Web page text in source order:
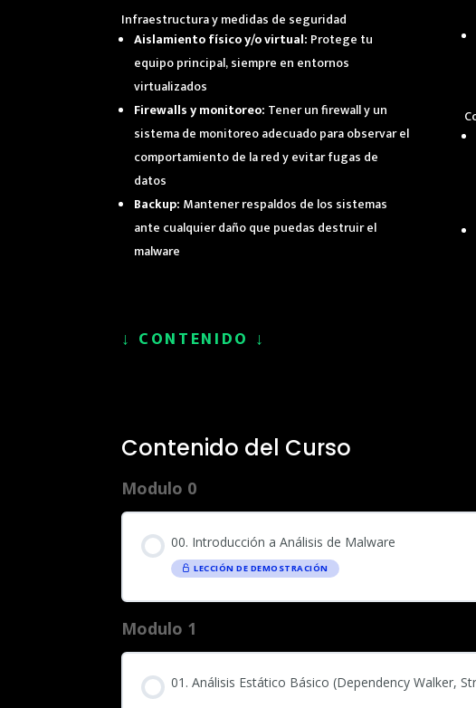
Infraestructura y medidas de seguridad
Aislamiento físico y/o virtual: Protege tu
equipo principal, siempre en entornos
virtualizados
Firewalls y monitoreo: Tener un firewall y un
sistema de monitoreo adecuado para observar el
comportamiento de la red y evitar fugas de
datos
Backup: Mantener respaldos de los sistemas
ante cualquier daño que puedas destruir el
malware
↓ CONTENIDO ↓
Contenido del Curso
Modulo 0
00. Introducción a Análisis de Malware
LECCIÓN DE DEMOSTRACIÓN
Modulo 1
01. Análisis Estático Básico (Dependency Walker,